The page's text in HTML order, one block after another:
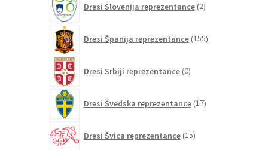
Dresi Slovenija reprezentance 2izdelka
Dresi Španija reprezentance 155izdelkov
Dresi Srbiji reprezentance 0izdelkov
Dresi Švedska reprezentance 17izdelkov
Dresi Švica reprezentance 15izdelkov